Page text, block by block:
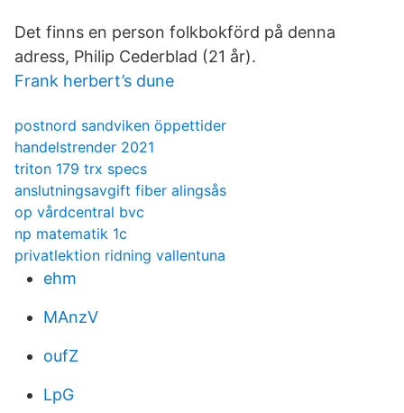
Det finns en person folkbokförd på denna
adress, Philip Cederblad (21 år).
Frank herbert’s dune
postnord sandviken öppettider
handelstrender 2021
triton 179 trx specs
anslutningsavgift fiber alingsås
op vårdcentral bvc
np matematik 1c
privatlektion ridning vallentuna
ehm
MAnzV
oufZ
LpG